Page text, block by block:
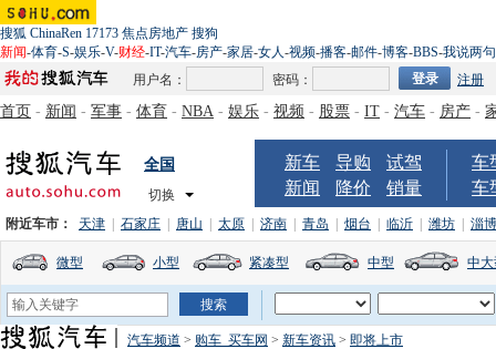
搜狐 ChinaRen 17173 焦点房地产 搜狗
新闻-体育-S-娱乐-V-财经-IT-汽车-房产-家居-女人-视频-播客-邮件-博客-BBS-我说两句
用户名：
密码： 注册
首页 - 新闻 - 军事 - 体育 - NBA - 娱乐 - 视频 - 股票 - IT - 汽车 - 房产 -
全国
切换
新车 导购
试驾
新闻
降价 销量
车
车
附近车市： 天津 石家庄 唐山 太原 济南 青岛 烟台 临沂 潍坊 淄博
微型 小型 紧凑型 中型 中
汽车频道 > 购车_买车网 > 新车资讯 > 即将上市